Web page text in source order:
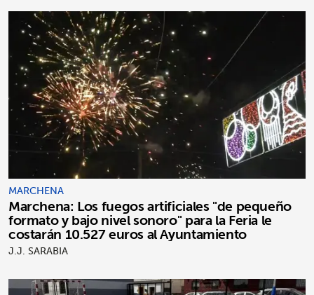
MARCHENA
Marchena: Los fuegos artificiales "de pequeño
formato y bajo nivel sonoro" para la Feria le
costarán 10.527 euros al Ayuntamiento
J.J. SARABIA